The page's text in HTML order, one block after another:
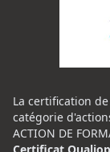
La certification
catégorie
ACTION DE